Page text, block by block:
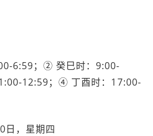
6:59；② 癸巳时：9:00-
12:59；④ 丁酉时：17:00-
日，星期四